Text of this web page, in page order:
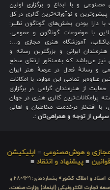
و با ابداع و برگزاری اولین
و نوآورانه‌ترین گالری در کل
دارا بودن بخش‌های گوناگون نظیر:
با موضوعات گوناگون و عمومی،
آموزشگاه هنری مجازی و…؛
ایرانی و بزرگترین رسانه و
نیز می‌باشد که به‌منظور ارتقای سطح
و رسانهٔ فعال در عرصهٔ هنر ایران
تمامی این موارد، با امکانات
از هنرمندان گرامی در برگزاری
پرامکانات‌ترین گالری هنری در جهان
با افتخار درخدمت مخاطبان و اهالی
از توجه و همراهی‌تان :.
و هوش‌مصنوعی≡اپلیکیشن
≡پیشنهاد و انتقاد≡
و املاک کشور»
بشماره‌های: ۲۸۰۹۲۹ و
تجارت الکترونیکی (اینماد) وزارت صنعت،